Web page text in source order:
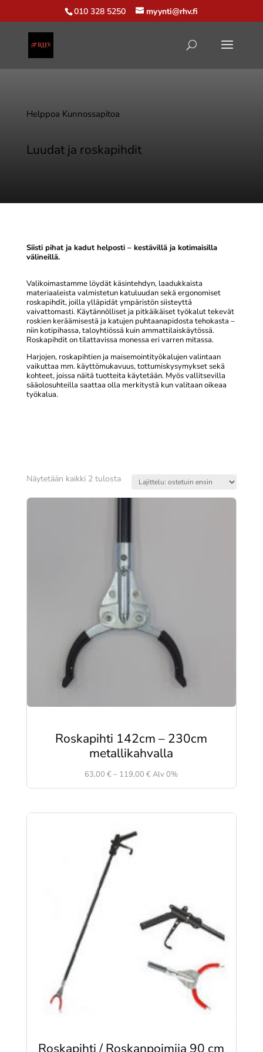
010 328 5250 myynti@rhv.fi
Helppoa Kunnossapitoa
Luudat ja roskapihdit
Siisti pihat ja kadut helposti – kestävillä ja kotimaisilla
välineillä.
Valikoimastamme löydät käsintehdyn, laadukkaista
materiaaleista valmistetun katuluudan sekä ergonomiset
roskapihdit, joilla ylläpidät ympäristön siisteyttä
vaivattomasti. Käytännölliset ja pitkäikäiset työkalut tekevät
roskien keräämisestä ja katujen puhtaanapidosta tehokasta –
niin kotipihassa, taloyhtiössä kuin ammattilaiskäytössä.
Roskapihdit on tilattavissa monessa eri varren mitassa.
Harjojen, roskapihtien ja maisemointityökalujen valintaan
vaikuttaa mm. käyttömukavuus, tottumiskysymykset sekä
kohteet, joissa näitä tuotteita käytetään. Myös vallitsevilla
sääolosuhteilla saattaa olla merkitystä kun valitaan oikeaa
työkalua.
Näytetään kaikki 2 tulostaSuosituimmat
ensin
Roskapihti 142cm – 230cm
metallikahvalla
63,00€– 119,00€Hintaluokka:
63,00 €
Alv 0%